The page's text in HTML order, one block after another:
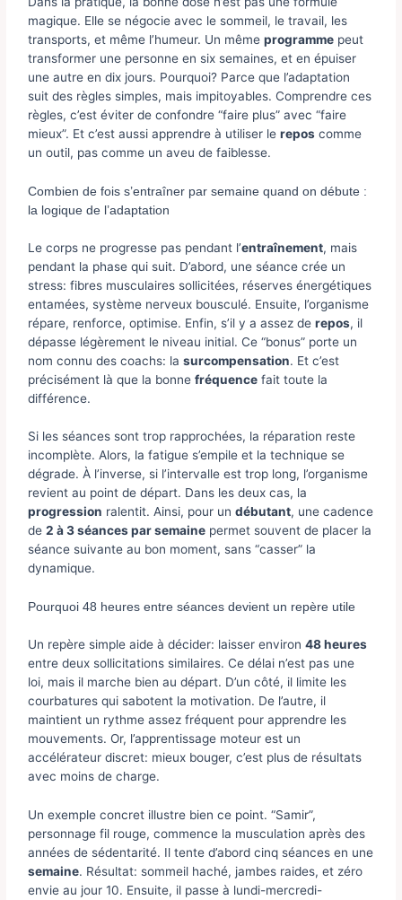
magique. Elle se négocie avec le sommeil, le travail, les
transports, et même l’humeur. Un mêmeprogramme peut
transformer une personne en six semaines, et en épuiser
une autre en dix jours. Pourquoi? Parce que l’adaptation
suit des règles simples, mais impitoyables. Comprendre ces
règles, c’est éviter de confondre “faire plus” avec “faire
mieux”. Et c’est aussi apprendre à utiliser lerepos comme
un outil, pas comme un aveu de faiblesse.
Combien de fois s’entraîner par semaine quand on débute :
la logique de l’adaptation
Le corps ne progresse pas pendant l’entraînement, mais
pendant la phase qui suit. D’abord, une séance crée un
stress: fibres musculaires sollicitées, réserves énergétiques
entamées, système nerveux bousculé. Ensuite, l’organisme
répare, renforce, optimise. Enfin, s’il y a assez derepos, il
dépasse légèrement le niveau initial. Ce “bonus” porte un
nom connu des coachs: lasurcompensation. Et c’est
précisément là que la bonnefréquence fait toute la
différence.
Si les séances sont trop rapprochées, la réparation reste
incomplète. Alors, la fatigue s’empile et la technique se
dégrade. À l’inverse, si l’intervalle est trop long, l’organisme
revient au point de départ. Dans les deux cas, la
progression ralentit. Ainsi, pour undébutant, une cadence
de2 à 3 séances par semaine permet souvent de placer la
séance suivante au bon moment, sans “casser” la
dynamique.
Pourquoi 48 heures entre séances devient un repère utile
Un repère simple aide à décider: laisser environ48 heures
entre deux sollicitations similaires. Ce délai n’est pas une
loi, mais il marche bien au départ. D’un côté, il limite les
courbatures qui sabotent la motivation. De l’autre, il
maintient un rythme assez fréquent pour apprendre les
mouvements. Or, l’apprentissage moteur est un
accélérateur discret: mieux bouger, c’est plus de résultats
avec moins de charge.
Un exemple concret illustre bien ce point. “Samir”,
personnage fil rouge, commence la musculation après des
années de sédentarité. Il tente d’abord cinq séances en une
semaine. Résultat: sommeil haché, jambes raides, et zéro
envie au jour 10. Ensuite, il passe à lundi-mercredi-